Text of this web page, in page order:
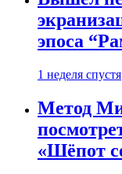
эпоса
1 неделя спустя
Метод
«Шёпот